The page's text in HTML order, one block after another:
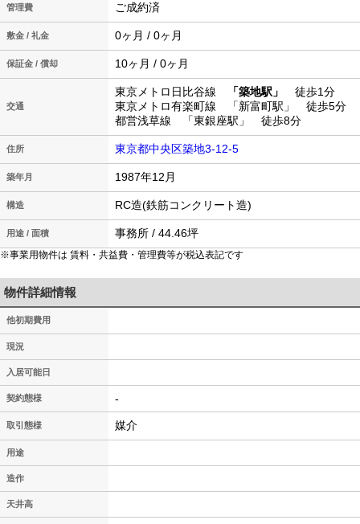
管理費 ご成約済
敷金 / 礼金 0ヶ月 / 0ヶ月
保証金 / 償却 10ヶ月 / 0ヶ月
交通
東京メトロ日比谷線 「築地駅」
徒歩1分
東京メトロ有楽町線 「新富町駅」 徒歩5分
都営浅草線 「東銀座駅」 徒歩8分
住所 東京都中央区築地3-12-5
築年月 1987年12月
構造 RC造(鉄筋コンクリート造)
用途 / 面積 事務所 / 44.46坪
※事業用物件は 賃料・共益費・管理費等が税込表記です
物件詳細情報
他初期費用
現況
入居可能日
契約態様 -
取引態様 媒介
用途
造作
天井高